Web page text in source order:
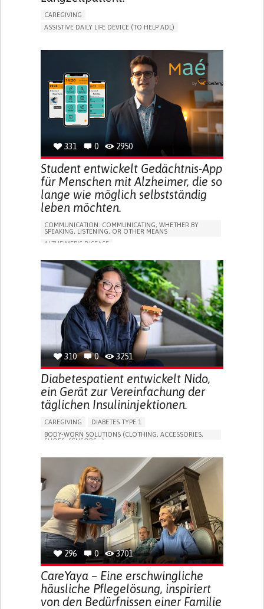
CAREGIVING
ASSISTIVE DAILY LIFE DEVICE (TO HELP ADL)
MAINTAINING BALANCE AND MOBILITY
PREVENTING (VACCINATION, PROTECTION, FALLS,
GENERAL AND FAMILY MEDICINE
CAREGIVER SUPPORT
UNITED STATES
331 0 2950
Student entwickelt Gedächtnis-App
für Menschen mit Alzheimer, die so
lange wie möglich selbstständig
leben möchten.
COMMUNICATION: COMMUNICATING, WHETHER BY
SPEAKING, LISTENING, OR OTHER MEANS
ALZHEIMER'S DISEASE
MEMORY LOSS
PROMOTING SELF-MANAGEMENT
MANAGING NEUROLOGICAL DISORDERS
CAREGIVING SUPPORT
GENERAL AND FAMILY MEDICINE
NEUROLOGY
FRANCE
310 0 3251
Diabetespatient entwickelt Nido,
ein Gerät zur Vereinfachung der
täglichen Insulininjektionen.
CAREGIVING
DIABETES TYPE 1
BODY-WORN SOLUTIONS (CLOTHING, ACCESSORIES,
SHOES, SENSORS...)
296 0 3701
CareYaya – Eine erschwingliche
häusliche Pflegelösung, inspiriert
von den Bedürfnissen einer Familie